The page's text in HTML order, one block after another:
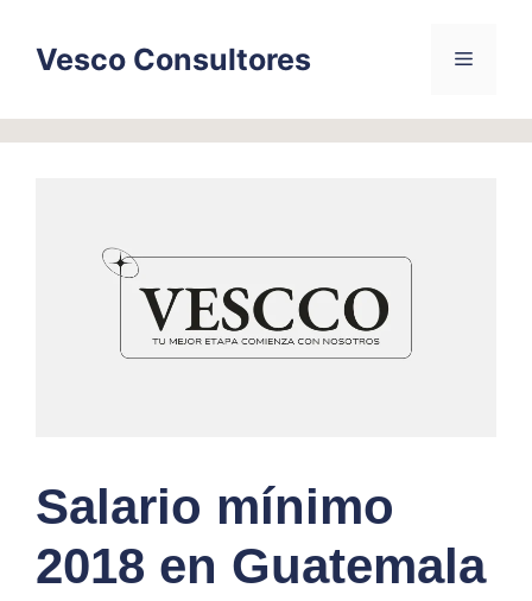
contentVesco Consultores Menu
Salario mínimo
2018 en Guatemala